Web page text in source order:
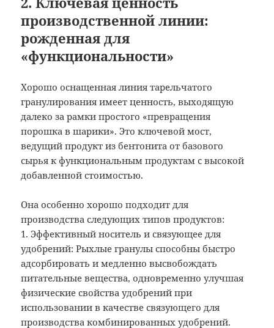
производственной линии:
рожденная для
«функциональности»
Хорошо оснащенная линия тарельчатого
гранулирования имеет ценность, выходящую
далеко за рамки простого «превращения
порошка в шарики». Это ключевой мост,
ведущий продукт из бентонита от базового
сырья к функциональным продуктам с высокой
добавленной стоимостью.
Она особенно хорошо подходит для
производства следующих типов продуктов:
1. Эффективный носитель и связующее для
удобрений: Рыхлые гранулы способны быстро
адсорбировать и медленно высвобождать
питательные вещества, одновременно улучшая
физические свойства удобрений при
использовании в качестве связующего для
производства комбинированных удобрений.